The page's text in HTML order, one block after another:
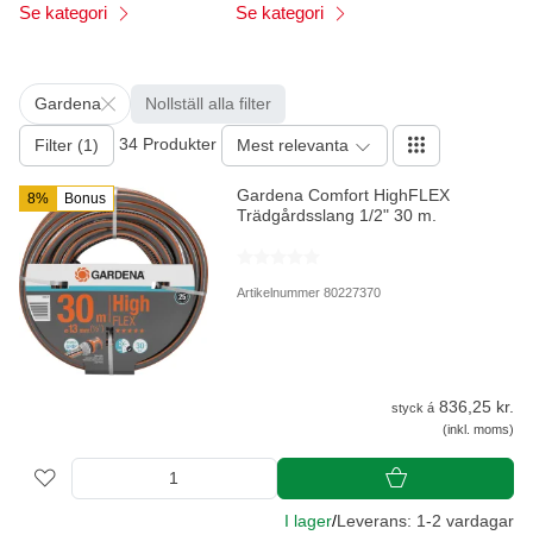
Se kategori Se kategori
Gardena Nollställ alla filter
Filter (1) 34 Produkter Mest relevanta
8% Bonus
Gardena Comfort HighFLEX
Trädgårdsslang 1/2" 30 m.
Artikelnummer 80227370
styck á 836,25 kr.
(inkl. moms)
I lager/Leverans: 1-2 vardagar